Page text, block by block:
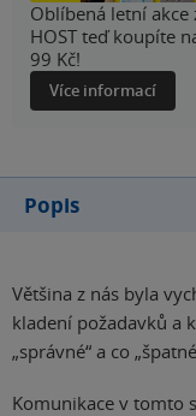
Oblíbená letní akce
HOST teď koupíte
99 Kč!
Více informací
Popis
Většina z nás byla
kladení požadavků a
„správné“ a co
Komunikace v tomto